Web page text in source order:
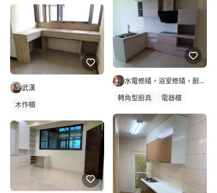
武漢
木作櫃
水電修繕，浴室修繕，廚房規劃
轉角型廚具 電器櫃